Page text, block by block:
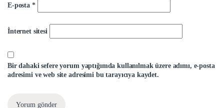
E-posta *
İnternet sitesi
Bir dahaki sefere yorum yaptığımda kullanılmak üzere adımı, e-posta
adresimi ve web site adresimi bu tarayıcıya kaydet.